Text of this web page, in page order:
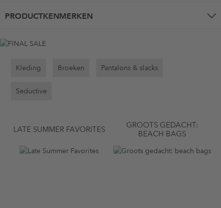
PRODUCTKENMERKEN
Kleding Broeken Pantalons & slacks
Seductive
LATE SUMMER FAVORITES
GROOTS GEDACHT:
BEACH BAGS